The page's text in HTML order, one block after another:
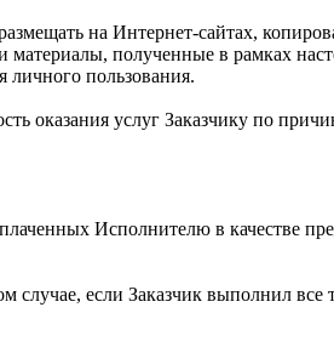
на Интернет-сайтах,
полученные в рамках
пользования.
оказания услуг Заказчику по
Исполнителю в качестве
случае, если Заказчик выполнил